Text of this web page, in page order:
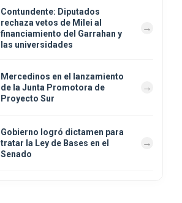
Contundente: Diputados
rechaza vetos de Milei al
financiamiento del Garrahan y
las universidades
Mercedinos en el lanzamiento
de la Junta Promotora de
Proyecto Sur
Gobierno logró dictamen para
tratar la Ley de Bases en el
Senado